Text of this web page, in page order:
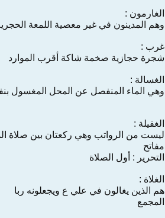
الغارمون‌ :
وهم‌ المدينون‌ ‌في‌ ‌غير‌ معصية اللمعة الحجرية : ج‌ 1
غرب‌ :
شجرة حجازية صخمة شاكة أقرب‌ الموارد
الغسالة :
و‌هي‌ الماء المنفصل‌ ‌عن‌ المحل‌ المغسول‌ بنفسه‌
الغفيلة :
ليست‌ ‌من‌ الرواتب‌ و‌هي‌ ركعتان‌ ‌بين‌ صلاة
مفاتح‌
التحرير : أول‌ ‌الصلاة‌
الغلاة :
هم‌ الذين‌ يغالون‌ ‌في‌ علي‌ ع‌ ويجعلونه‌ ربا
المجمع‌